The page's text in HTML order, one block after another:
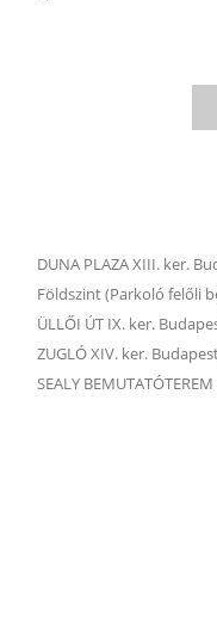
DUNA PLAZA XIII. ker.
Földszint (Parkoló felőli
ÜLLŐI ÚT IX. ker.
ZUGLÓ XIV. ker.
SEALY